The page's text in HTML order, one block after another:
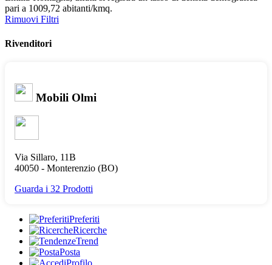
pari a 1009,72 abitanti/kmq.
Rimuovi Filtri
Rivenditori
Mobili Olmi
Via Sillaro, 11B
40050 - Monterenzio (BO)
Guarda i 32 Prodotti
Preferiti
Ricerche
Trend
Posta